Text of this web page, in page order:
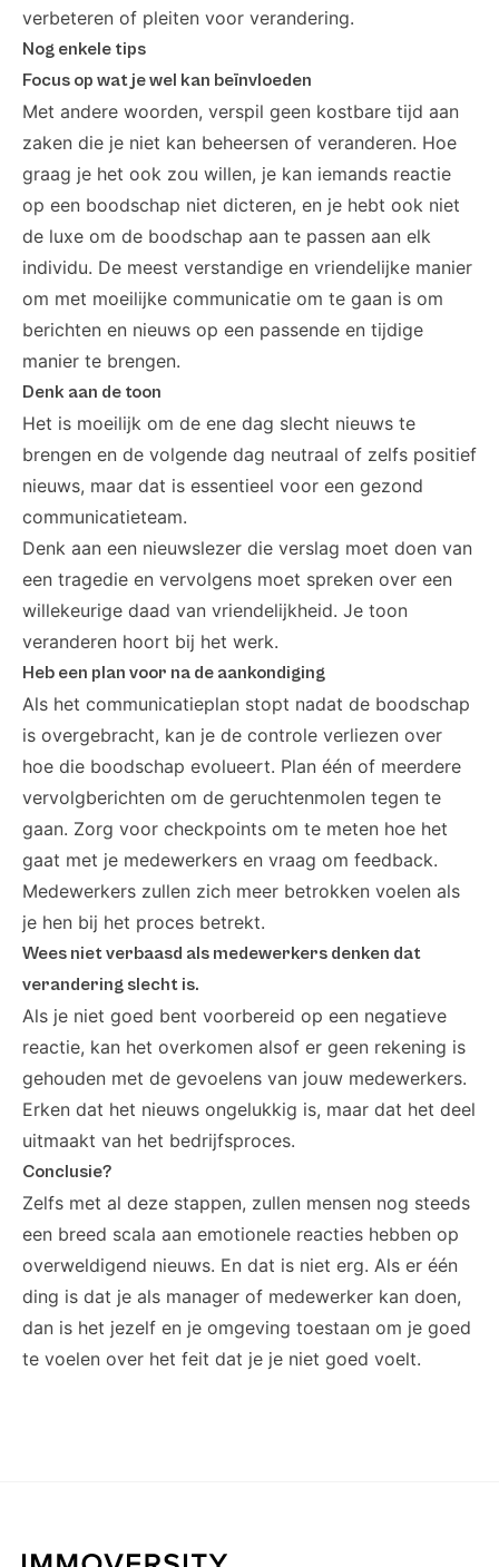
verbeteren of pleiten voor verandering.
Nog enkele tips
Focus op wat je wel kan beïnvloeden
Met andere woorden, verspil geen kostbare tijd aan
zaken die je niet kan beheersen of veranderen. Hoe
graag je het ook zou willen, je kan iemands reactie
op een boodschap niet dicteren, en je hebt ook niet
de luxe om de boodschap aan te passen aan elk
individu. De meest verstandige en vriendelijke manier
om met moeilijke communicatie om te gaan is om
berichten en nieuws op een passende en tijdige
manier te brengen.
Denk aan de toon
Het is moeilijk om de ene dag slecht nieuws te
brengen en de volgende dag neutraal of zelfs positief
nieuws, maar dat is essentieel voor een gezond
communicatieteam.
Denk aan een nieuwslezer die verslag moet doen van
een tragedie en vervolgens moet spreken over een
willekeurige daad van vriendelijkheid. Je toon
veranderen hoort bij het werk.
Heb een plan voor na de aankondiging
Als het communicatieplan stopt nadat de boodschap
is overgebracht, kan je de controle verliezen over
hoe die boodschap evolueert. Plan één of meerdere
vervolgberichten om de geruchtenmolen tegen te
gaan. Zorg voor checkpoints om te meten hoe het
gaat met je medewerkers en vraag om feedback.
Medewerkers zullen zich meer betrokken voelen als
je hen bij het proces betrekt.
Wees niet verbaasd als medewerkers denken dat
verandering slecht is.
Als je niet goed bent voorbereid op een negatieve
reactie, kan het overkomen alsof er geen rekening is
gehouden met de gevoelens van jouw medewerkers.
Erken dat het nieuws ongelukkig is, maar dat het deel
uitmaakt van het bedrijfsproces.
Conclusie?
Zelfs met al deze stappen, zullen mensen nog steeds
een breed scala aan emotionele reacties hebben op
overweldigend nieuws. En dat is niet erg. Als er één
ding is dat je als manager of medewerker kan doen,
dan is het jezelf en je omgeving toestaan om je goed
te voelen over het feit dat je je niet goed voelt.